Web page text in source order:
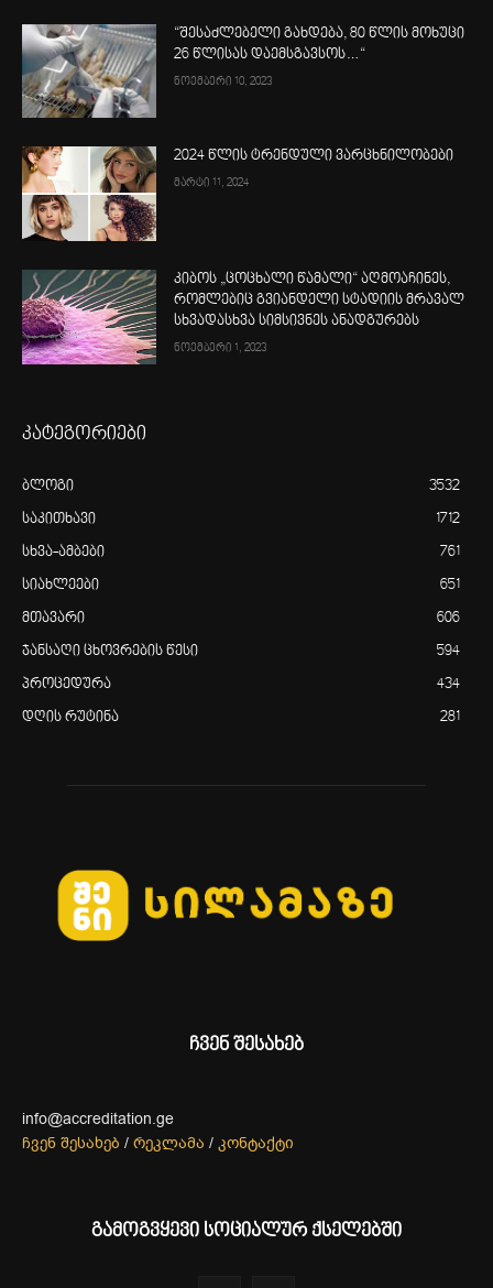
“შესაძლებელი გახდება, 80 წლის მოხუცი
26 წლისას დაემსგავსოს…“
ნოემბერი 10, 2023
2024 წლის ტრენდული ვარცხნილობები
მარტი 11, 2024
კიბოს „ცოცხალი წამალი“ აღმოაჩინეს,
რომლებიც გვიანდელი სტადიის მრავალ
სხვადასხვა სიმსივნეს ანადგურებს
ნოემბერი 1, 2023
კატეგორიები
ბლოგი 3532
საკითხავი 1712
სხვა-ამბები 761
სიახლეები 651
მთავარი 606
ჯანსაღი ცხოვრების წესი 594
პროცედურა 434
დღის რუტინა 281
ჩვენ შესახებ
info@accreditation.ge
ჩვენ შესახებ / რეკლამა / კონტაქტი
გამოგვყევი სოციალურ ქსელებში